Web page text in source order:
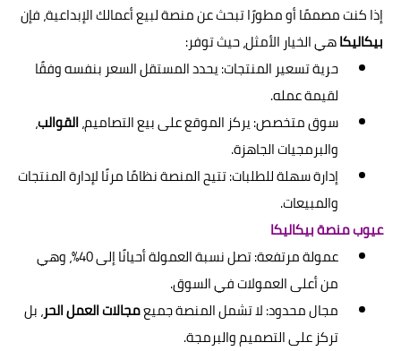
إذا كنت مصممًا أو مطورًا تبحث عن منصة لبيع أعمالك الإبداعية، فإن
بيكاليكاهي الخيار الأمثل، حيث توفر:
حرية تسعير المنتجات: يحدد المستقل السعر بنفسه وفقًا
لقيمة عمله.
سوق متخصص: يركز الموقع على بيع التصاميم،القوالب،
والبرمجيات الجاهزة.
إدارة سهلة للطلبات: تتيح المنصة نظامًا مرنًا لإدارة المنتجات
والمبيعات.
عيوب منصة بيكاليكا
عمولة مرتفعة: تصل نسبة العمولة أحيانًا إلى 40%، وهي
من أعلى العمولات في السوق.
مجال محدود: لا تشمل المنصة جميعمجالات العمل الحر، بل
تركز على التصميم والبرمجة.